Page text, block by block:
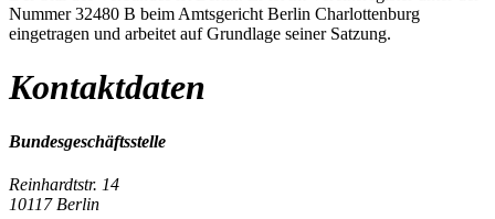
Nummer 32480 B beim Amtsgericht Berlin Charlottenburg
eingetragen und arbeitet auf Grundlage seiner Satzung.
Kontaktdaten
Bundesgeschäftsstelle
Reinhardtstr. 14
10117 Berlin